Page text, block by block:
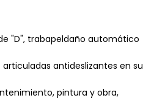
"D", trabapeldaño automático
antideslizantes en su
pintura y obra,